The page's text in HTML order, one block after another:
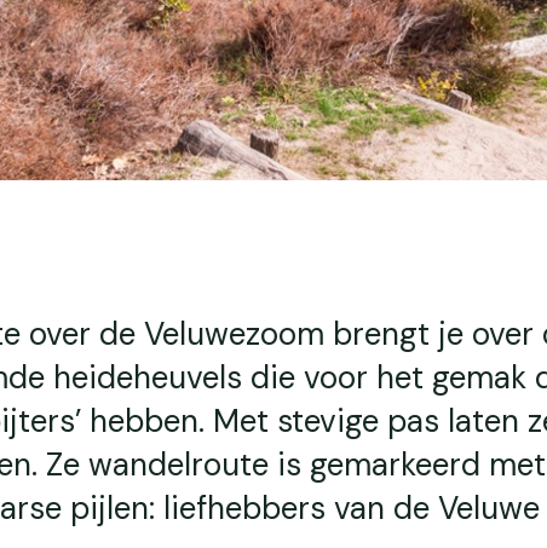
over de Veluwezoom brengt je over
heideheuvels die voor het gemak
hebben. Met stevige pas laten
Ze wandelroute is gemarkeerd
pijlen: liefhebbers van de Veluwe